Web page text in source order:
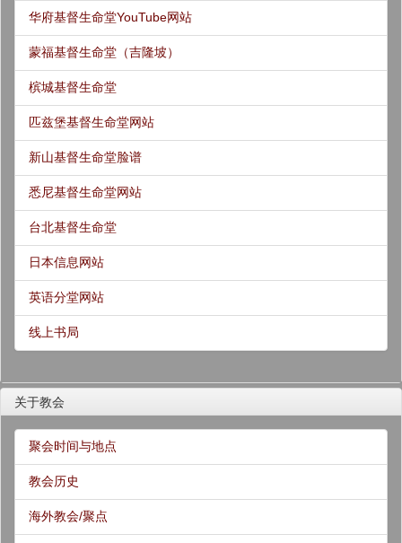
华府基督生命堂YouTube网站
蒙福基督生命堂（吉隆坡）
槟城基督生命堂
匹兹堡基督生命堂网站
新山基督生命堂脸谱
悉尼基督生命堂网站
台北基督生命堂
日本信息网站
英语分堂网站
线上书局
关于教会
聚会时间与地点
教会历史
海外教会/聚点